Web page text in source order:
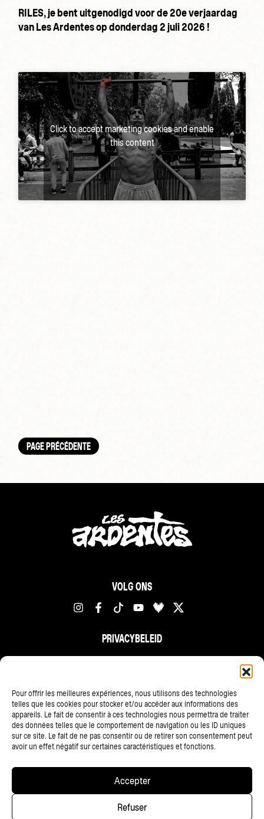
Pour offrir les meilleures expériences, nous utilisons des technologies
telles que les cookies pour stocker et/ou accéder aux informations des
appareils. Le fait de consentir à ces technologies nous permettra de traiter
des données telles que le comportement de navigation ou les ID uniques
sur ce site. Le fait de ne pas consentir ou de retirer son consentement peut
avoir un effet négatif sur certaines caractéristiques et fonctions.
Accepter
Refuser
RILES, je bent uitgenodigd voor de 20e verjaardag
van Les Ardentes op donderdag 2 juli 2026 !
Click to accept marketing cookies and enable
this content
PAGE PRÉCÉDENTE
VOLG ONS
PRIVACYBELEID
reserved • Website